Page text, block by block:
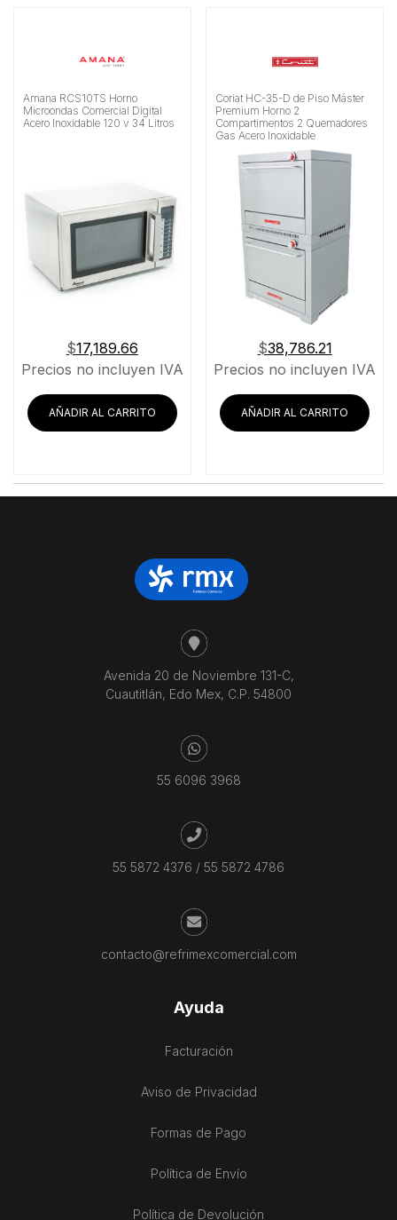
Amana RCS10TS Horno
Microondas Comercial Digital
Acero Inoxidable 120 v 34 Litros
$17,189.66
Precios no incluyen IVA
AÑADIR AL CARRITO
Coriat HC-35-D de Piso Máster
Premium Horno 2
Compartimentos 2 Quemadores
Gas Acero Inoxidable
$38,786.21
Precios no incluyen IVA
AÑADIR AL CARRITO
Avenida 20 de Noviembre 131-C,
Cuautitlán, Edo Mex, C.P. 54800
55 6096 3968
55 5872 4376 / 55 5872 4786
contacto@refrimexcomercial.com
Ayuda
Facturación
Aviso de Privacidad
Formas de Pago
Política de Envío
Política de Devolución